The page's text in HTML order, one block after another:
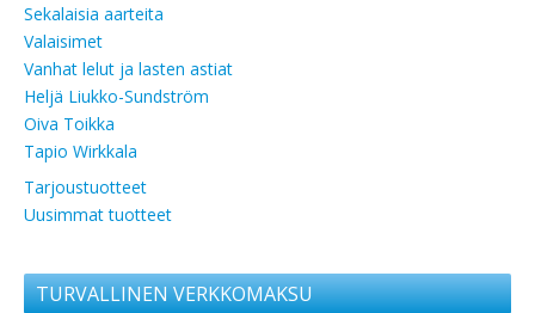
Sekalaisia aarteita
Valaisimet
Vanhat lelut ja lasten astiat
Heljä Liukko-Sundström
Oiva Toikka
Tapio Wirkkala
Tarjoustuotteet
Uusimmat tuotteet
TURVALLINEN VERKKOMAKSU